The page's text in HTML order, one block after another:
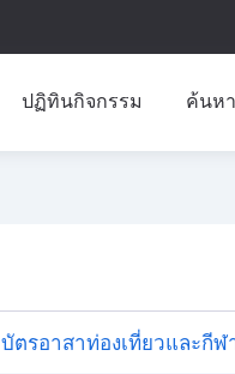
ปฏิทินกิจกรรม ค้นห
บัตรอาสาท่องเที่ยวและกีฬ